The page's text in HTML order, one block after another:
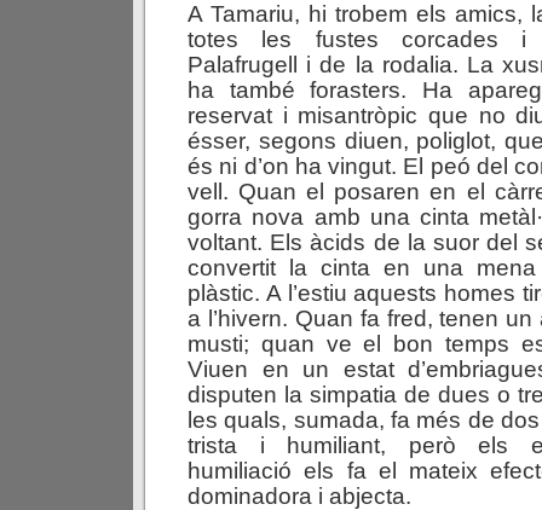
A Tamariu, hi trobem els amics,
totes les fustes corcades i
Palafrugell i de la rodalia. La
ha també forasters. Ha
reservat i misantròpic que no
ésser, segons diuen, poliglot,
és ni d’on ha vingut. El peó del
vell. Quan el posaren en el
gorra nova amb una cinta
voltant. Els àcids de la suor del
convertit la cinta en una
plàstic. A l’estiu aquests homes
a l’hivern. Quan fa fred, tenen
musti; quan ve el bon temps
Viuen en un estat
disputen la simpatia de dues o
les quals, sumada, fa més de
trista i humiliant, però els
humiliació els fa el mateix
dominadora i abjecta.